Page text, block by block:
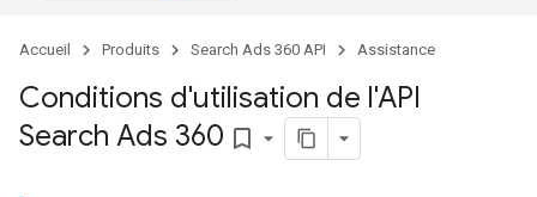
Accueil Produits Search Ads 360 API Assistance
Conditions d'utilisation de l'API
Search Ads 360 bookmark_border